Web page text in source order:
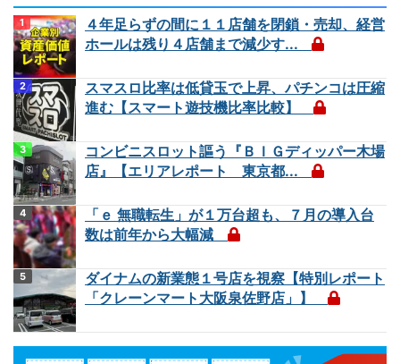
４年足らずの間に１１店舗を閉鎖・売却、経営
ホールは残り４店舗まで減少す...
スマスロ比率は低貸玉で上昇、パチンコは圧縮
進む【スマート遊技機比率比較】
コンビニスロット謳う『ＢＩＧディッパー木場
店』【エリアレポート 東京都...
「ｅ 無職転生」が１万台超も、７月の導入台
数は前年から大幅減
ダイナムの新業態１号店を視察【特別レポート
「クレーンマート大阪泉佐野店」】